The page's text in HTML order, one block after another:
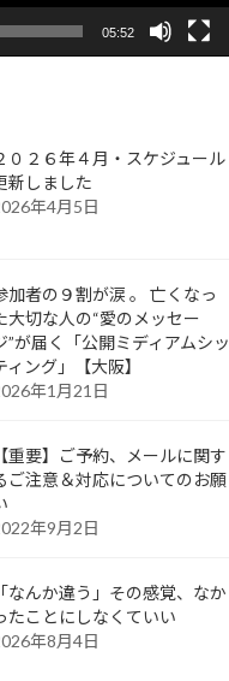
05:52
０２６年４月・スケジュール
新しました
年4月5日
加者の９割が涙 。 亡くなっ
大切な人の“愛のメッセー
”が届く「公開ミディアムシッ
ィング」【大阪】
年1月21日
【重要】ご予約、メールに関す
ご注意＆対応についてのお願
年9月2日
「なんか違う」その感覚、なか
たことにしなくていい
年8月4日